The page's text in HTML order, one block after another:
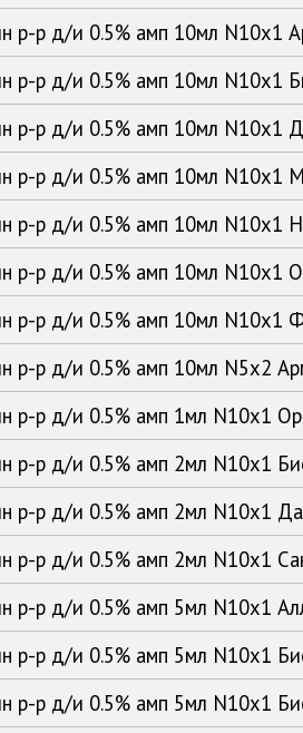
р-р д/и 0.5% амп 10мл N10x1
р-р д/и 0.5% амп 10мл N10x1
р-р д/и 0.5% амп 10мл N10x1
р-р д/и 0.5% амп 10мл
р-р д/и 0.5% амп 10мл N10x1
р-р д/и 0.5% амп 10мл N10x1
р-р д/и 0.5% амп 10мл N10x1
р-р д/и 0.5% амп 10мл N5x2
р-р д/и 0.5% амп 1мл N10x1
р-р д/и 0.5% амп 2мл N10x1
р-р д/и 0.5% амп 2мл N10x1
р-р д/и 0.5% амп 2мл N10x1
р-р д/и 0.5% амп 5мл N10x1
р-р д/и 0.5% амп 5мл N10x1
р-р д/и 0.5% амп 5мл N10x1